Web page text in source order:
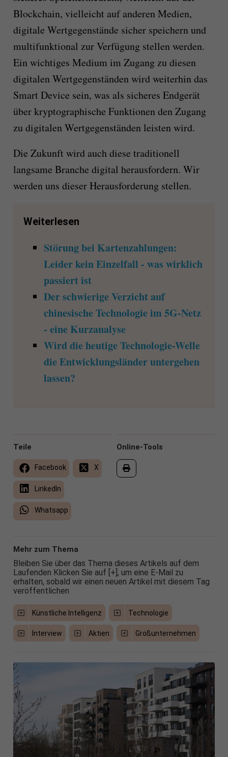
Blockchain, vielleicht auf anderen Medien,
digitale Wertgegenstände sicher speichern und
multifunktional zur Verfügung stellen werden.
Ein wichtiges Medium im Zugang zu diesen
digitalen Wertgegenständen wird weiterhin das
Smart Device sein, was als sicheres Endgerät
über kryptographische Funktionen den Zugang
zu digitalen Wertgegenständen leisten wird.
Die Zukunft wird auch diese traditionell
langsame Branche digital herausfordern. Wir
werden uns dieser Herausforderung stellen.
Weiterlesen
Störung bei Kartenzahlungen:
Leider kein Einzelfall - was wirklich
passiert ist
Der schwierige Verzicht auf
chinesische Technologie im 5G-Netz
- eine Kurzanalyse
Wird die heutige Technologie-Welle
die Entwicklungsländer untergehen
lassen?
Online-Tools
Teile
Facebook X
LinkedIn
Whatsapp
Mehr zum Thema
Bleiben Sie über das Thema dieses Artikels auf dem
Laufenden Klicken Sie auf [+], um eine E-Mail zu
erhalten, sobald wir einen neuen Artikel mit diesem Tag
veröffentlichen
Künstliche Intelligenz Technologie
Interview Aktien Großunternehmen